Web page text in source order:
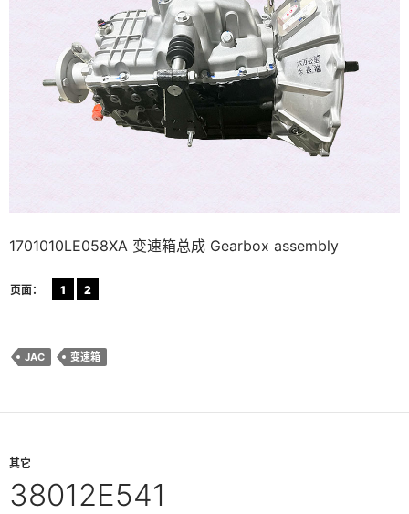
1701010LE058XA 变速箱总成 Gearbox assembly
页面： 1 2
JAC 变速箱
其它
38012E541